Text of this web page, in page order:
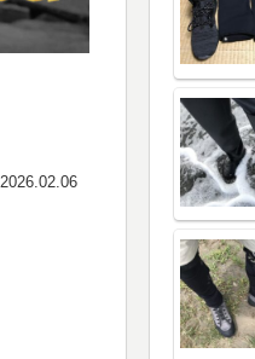
2026.02.06